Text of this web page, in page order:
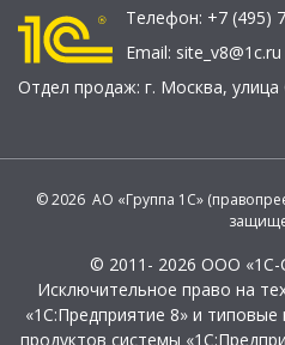
Телефон: +7 (495)
Email: site_v8@1c.ru
Отдел продаж: г. Москва, улица
© 2026 АО «Группа 1С»
© 2011- 2026 ООО «1С-
Исключительное право на
«1С:Предприятие 8» и
продуктов системы